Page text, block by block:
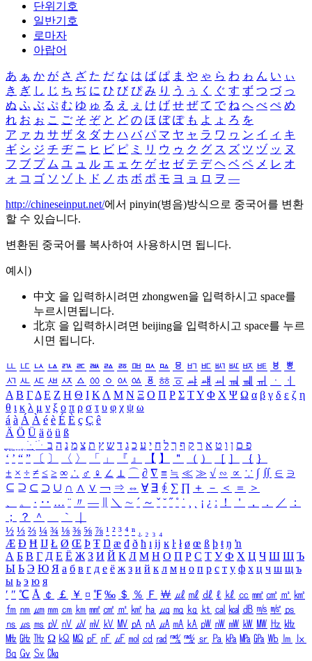
단위기호
일반기호
로마자
아랍어
あ ぁ か が さ ざ た だ な は ば ぱ ま や ゃ ら わ ゎ ん い ぃ
き ぎ し じ ち ぢ に ひ び ぴ み り う ぅ く ぐ す ず つ づ っ
ぬ ふ ぶ ぷ む ゆ ゅ る え ぇ け げ せ ぜ て で ね へ べ ぺ め
れ お ぉ こ ご そ ぞ と ど の ほ ぼ ぽ も よ ょ ろ を
ア ァ カ サ ザ タ ダ ナ ハ バ パ マ ヤ ャ ラ ワ ヮ ン イ ィ キ
ギ シ ジ チ ヂ ニ ヒ ビ ピ ミ リ ウ ゥ ク グ ス ズ ツ ヅ ッ ヌ
フ ブ プ ム ユ ュ ル エ ェ ケ ゲ セ ゼ テ デ ヘ ベ ペ メ レ オ
ォ コ ゴ ソ ゾ ト ド ノ ホ ボ ポ モ ヨ ョ ロ ヲ ―
http://chineseinput.net/에서 pinyin(병음)방식으로 중국어를 변환
할 수 있습니다.
변환된 중국어를 복사하여 사용하시면 됩니다.
예시)
中文 을 입력하시려면 zhongwen을 입력하시고 space를
누르시면됩니다.
北京 을 입력하시려면 beijing을 입력하시고 space를 누르
시면 됩니다.
ㅥ ㅦ ㅧ ㅨ ㅩ ㅪ ㅫ ㅬ ㅭ ㅮ ㅯ ㅰ ㅱ ㅲ ㅳ ㅴ ㅵ ㅶ ㅷ ㅸ
ㅹ
ㅺ ㅻ ㅼ ㅽ ㅾ ㅿ ㆀ ㆁ ㆂ ㆃ ㆄ ㆅ ㆆ ㆇ ㆈ ㆉ ㆊ ㆋ ㆌ ㆍ
ㆎ
Α Β ΓΔ Ε Ζ Η Θ Ι ΚΛ Μ Ν Ξ Ο Π Ρ Σ ΤΥ Φ Χ Ψ Ω α β γ δ ε ζ η
θ ι κ λ μ ν ξ ο π ρ σ τ υ φ χ ψ ω
á à Á À é è É È ç Ç ê
Ä Ö Ü ä ö ü ß
ִֶֹ ֻּ ׁׂ פ ם ן ו ט א ר ק ף ך ל ח י ע כ ג ד ש ץ ת צ מ נ ה ב
‘ ’ “ ” 〔 〕 〈 〉 「 」 『 』 【 】 ＂ （ ） ［ ］ ｛ ｝
± × ÷ ≠ ≤ ≥ ∞ ∴ ♂ ♀ ∠ ⊥ ⌒ ∂ ∇ ≡ ≒ ≪ ≫ √ ∽ ∝ ∵ ∫ ∬ ∈ ∋
⊆ ⊇ ⊂ ⊃ ∪ ∩ ∧ ∨ ￢ ⇒ ⇔ ∀ ∃ ∮ ∑ ∏ ＋ － ＜ ＝
＞
、
。 · ‥ … ¨ 〃 ― ＼ ∼ ´ ～ ˇ ˘ ˝ ˚ ˙ ¸ ¡ ¿ ː ！ ＇ ， ． ／
：
；
？ ＾ ｀
½ ⅓ ⅔ ¼ ¾ ⅛ ⅜ ⅝ ⅞ ¹ ² ³ ⁴ ⁿ ₁ ₂ ₃ ₄
Æ Ð Ħ Ĳ Ł Ø Œ Þ Ŧ Ŋ æ đ ð ħ ı ĳ ĸ ŀ ł ø œ ß þ ŧ ŋ ŉ
А Б В Г Д Е Ё Ж З И Й К Л М Н О П Р С Т У Ф Х Ц Ч Ш Щ Ъ
Ы Ь Э Ю Я а б в г д е ё ж з и й к л м н о п р с т у ф х ц ч ш щ ъ
ы ь э ю я
′ ″ ℃ Å ￠ ￡ ￥ ¤ ℉ ‰ ＄ ％ Ｆ ￦ ㎕ ㎖ ㎗ ℓ ㎘ ㏄ ㎣ ㎤ ㎥ ㎦
㎙ ㎚ ㎛ ㎜ ㎝ ㎞ ㎟ ㎠ ㎡ ㎢ ㏊ ㎍ ㎎ ㎏ ㏏ ㎈ ㎉ ㏈ ㎧ ㎨ ㎰
㎱ ㎲ ㎳ ㎴ ㎵ ㎶ ㎷ ㎸ ㎹ ㎀ ㎁ ㎂ ㎃ ㎄ ㎺ ㎻ ㎽ ㎾ ㎿ ㎐ ㎑
㎒ ㎓ ㎔ Ω ㏀ ㏁ ㎊ ㎋ ㎌ ㏖ ㏅ ㎭ ㎮ ㎯ ㏛ ㎩ ㎪ ㎫ ㎬ ㏝ ㏐
㏓
㏃ ㏉ ㏜ ㏆